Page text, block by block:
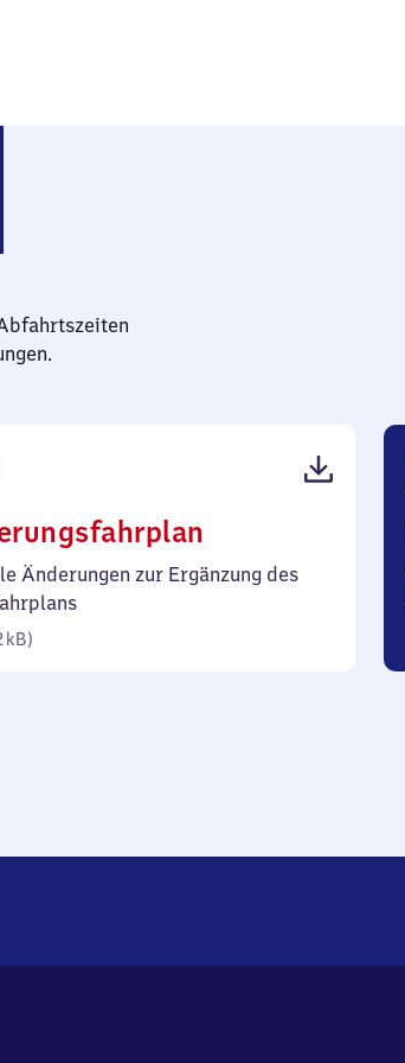
92
Änderungen zur Ergänzung des
kB)